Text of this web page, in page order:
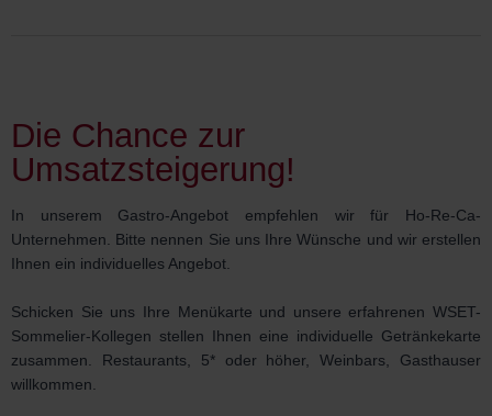
Die Chance zur
Umsatzsteigerung!
In unserem Gastro-Angebot empfehlen wir für Ho-Re-Ca-
Unternehmen. Bitte nennen Sie uns Ihre Wünsche und wir erstellen
Ihnen ein individuelles Angebot.
Schicken Sie uns Ihre Menükarte und unsere erfahrenen WSET-
Sommelier-Kollegen stellen Ihnen eine individuelle Getränkekarte
zusammen. Restaurants, 5* oder höher, Weinbars, Gasthauser
willkommen.